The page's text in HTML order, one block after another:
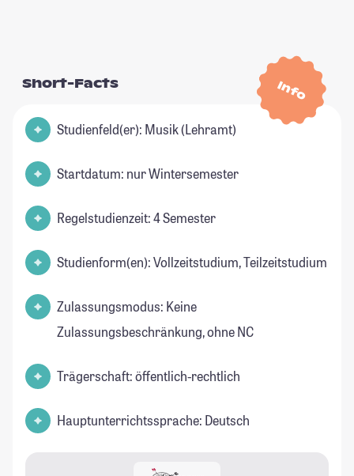
Info
Short-Facts
Studienfeld(er): Musik (Lehramt)
Startdatum: nur Wintersemester
Regelstudienzeit: 4 Semester
Studienform(en): Vollzeitstudium, Teilzeitstudium
Zulassungsmodus: Keine
Zulassungsbeschränkung, ohne NC
Trägerschaft: öffentlich-rechtlich
Hauptunterrichtssprache: Deutsch